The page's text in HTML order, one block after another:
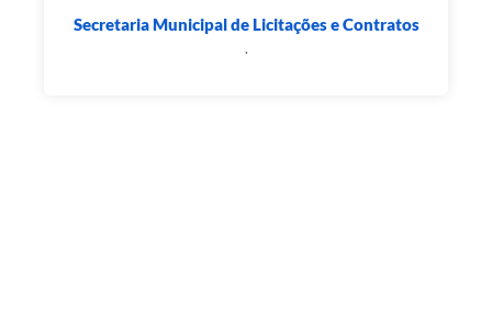
Secretaria Municipal de Licitações e Contratos
.